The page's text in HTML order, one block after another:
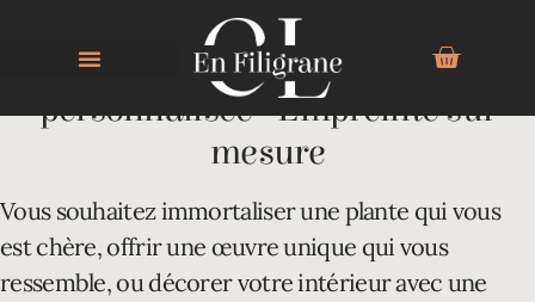
Commander une oeuvre d'art
personnalisée - Empreinte sur
mesure
Vous souhaitez immortaliser une plante qui vous
est chère, offrir une œuvre unique qui vous
ressemble, ou décorer votre intérieur avec une